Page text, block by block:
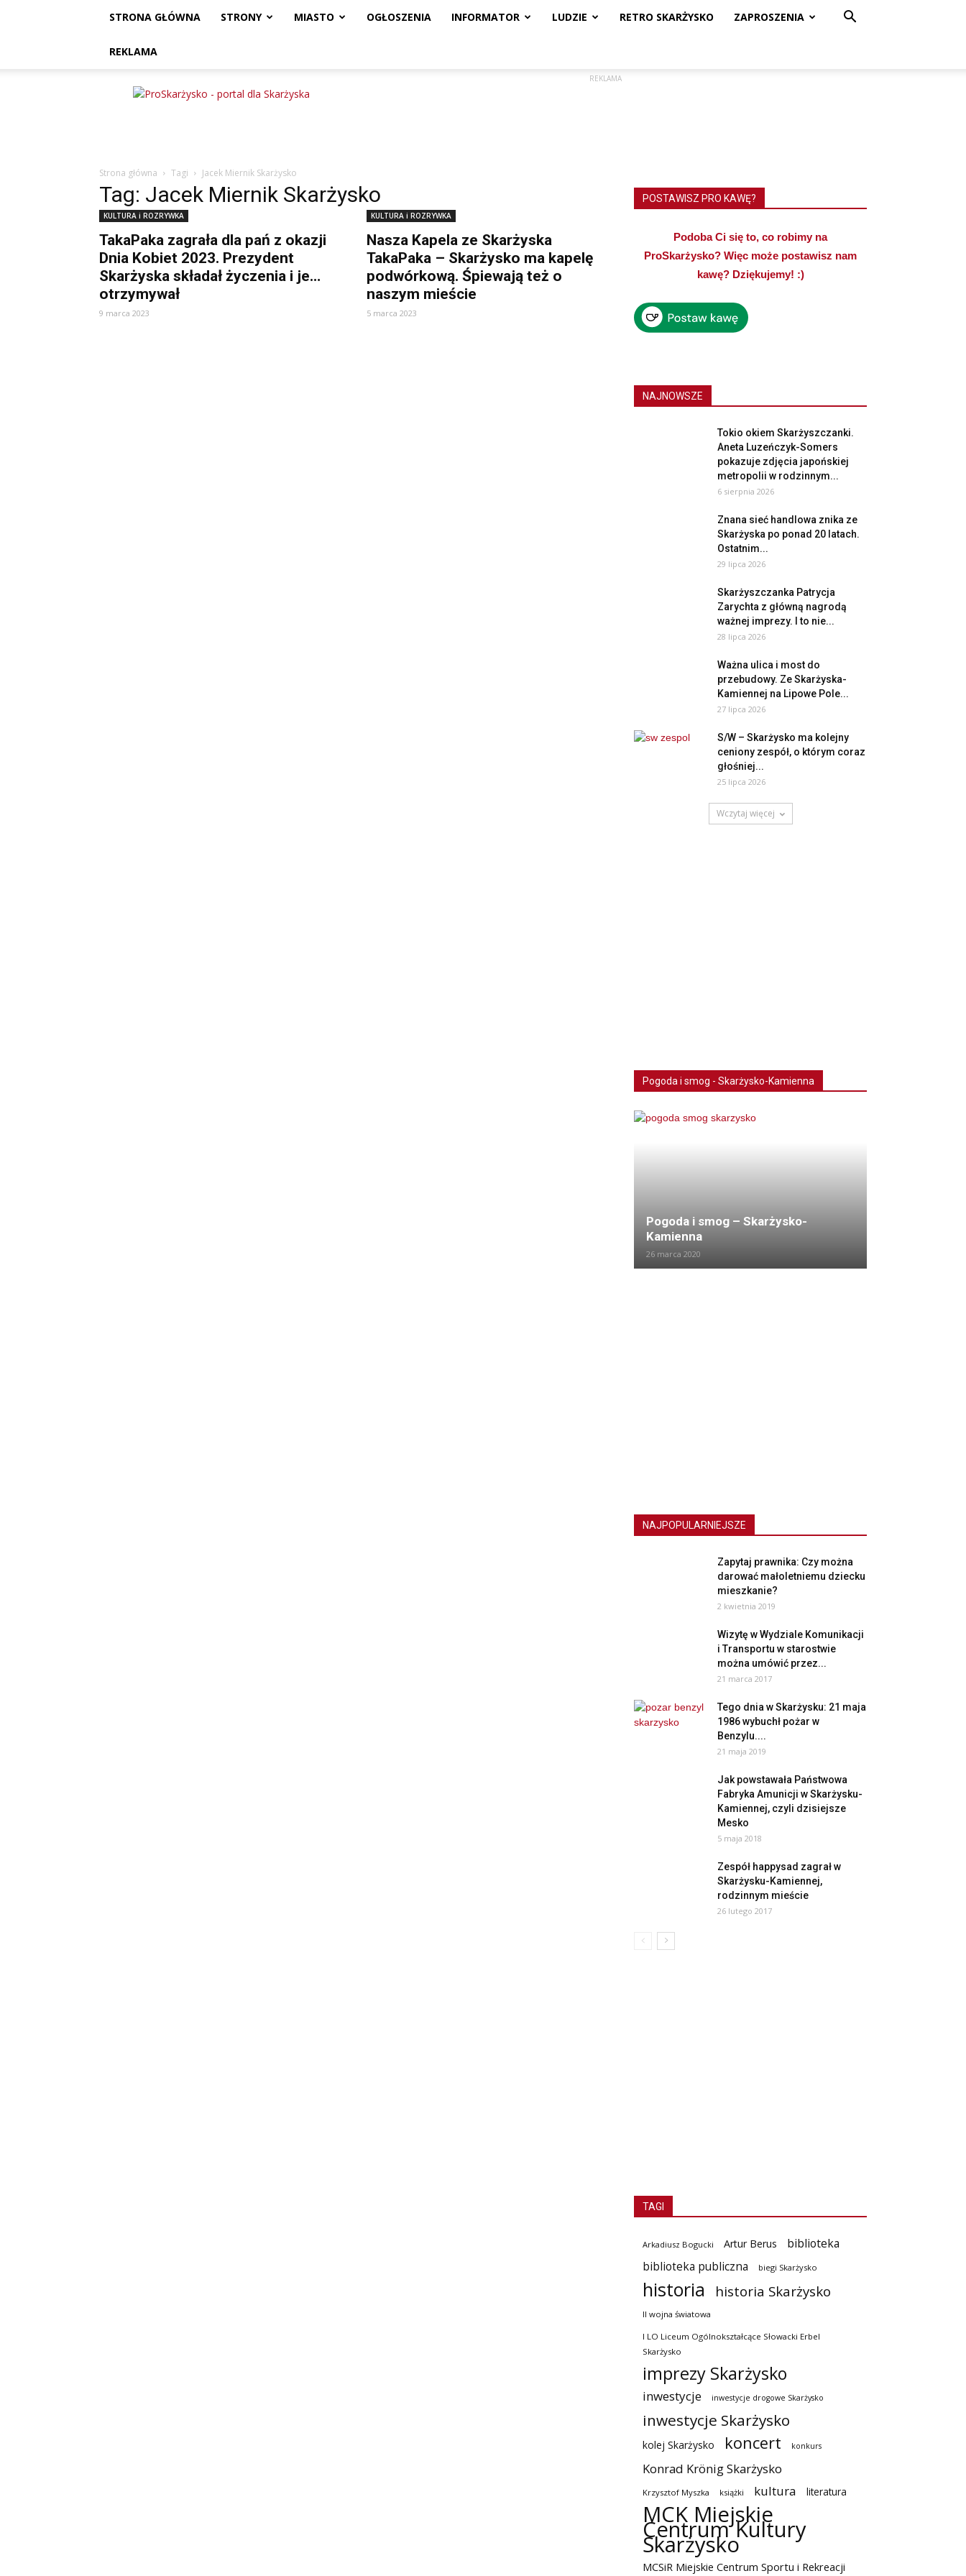
STRONA GŁÓWNA STRONY MIASTO OGŁOSZENIA INFORMATOR LUDZIE RETRO SKARŻYSKO ZAPROSZENIA
REKLAMA
ProSkarżysko
REKLAMA
Strona główna Tagi Jacek Miernik Skarżysko
Tag: Jacek Miernik Skarżysko
KULTURA i ROZRYWKA
TakaPaka zagrała dla pań z okazji
Dnia Kobiet 2023. Prezydent
Skarżyska składał życzenia i je…
otrzymywał
9 marca 2023
KULTURA i ROZRYWKA
Nasza Kapela ze Skarżyska
TakaPaka – Skarżysko ma kapelę
podwórkową. Śpiewają też o
naszym mieście
5 marca 2023
POSTAWISZ PRO KAWĘ?
Podoba Ci się to, co robimy na
ProSkarżysko? Więc może postawisz nam
kawę? Dziękujemy! :)
NAJNOWSZE
Tokio okiem Skarżyszczanki.
Aneta Luzeńczyk-Somers
pokazuje zdjęcia japońskiej
metropolii w rodzinnym...
6 sierpnia 2026
Znana sieć handlowa znika ze
Skarżyska po ponad 20 latach.
Ostatnim...
29 lipca 2026
Skarżyszczanka Patrycja
Zarychta z główną nagrodą
ważnej imprezy. I to nie...
28 lipca 2026
Ważna ulica i most do
przebudowy. Ze Skarżyska-
Kamiennej na Lipowe Pole...
27 lipca 2026
S/W – Skarżysko ma kolejny
ceniony zespół, o którym coraz
głośniej...
25 lipca 2026
Wczytaj więcej
Pogoda i smog - Skarżysko-Kamienna
Pogoda i smog – Skarżysko-
Kamienna
26 marca 2020
NAJPOPULARNIEJSZE
Zapytaj prawnika: Czy można
darować małoletniemu dziecku
mieszkanie?
2 kwietnia 2019
Wizytę w Wydziale Komunikacji
i Transportu w starostwie
można umówić przez...
21 marca 2017
Tego dnia w Skarżysku: 21 maja
1986 wybuchł pożar w
Benzylu....
21 maja 2019
Jak powstawała Państwowa
Fabryka Amunicji w Skarżysku-
Kamiennej, czyli dzisiejsze
Mesko
5 maja 2018
Zespół happysad zagrał w
Skarżysku-Kamiennej,
rodzinnym mieście
26 lutego 2017
TAGI
Arkadiusz Bogucki Artur Berus
biblioteka
biblioteka publiczna
biegi Skarżysko
historia historia Skarżysko
II wojna światowa
I LO Liceum Ogólnokształcące Słowacki Erbel
Skarżysko
imprezy Skarżysko
inwestycje inwestycje drogowe Skarżysko
inwestycje Skarżysko
kolej Skarżysko koncert konkurs
Konrad Krönig Skarżysko
Krzysztof Myszka książki kultura literatura
MCK Miejskie
Centrum Kultury
Skarżysko
MCSiR Miejskie Centrum Sportu i Rekreacji